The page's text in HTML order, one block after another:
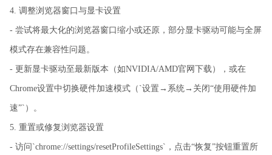
4. 调整浏览器窗口与显卡设置
- 尝试将最大化的浏览器窗口缩小或还原，部分显卡驱动可能与全屏
模式存在兼容性问题。
- 更新显卡驱动至最新版本（如NVIDIA/AMD官网下载），或在
Chrome设置中切换硬件加速模式（`设置→系统→关闭“使用硬件加
速”`）。
5. 重置或修复浏览器设置
- 访问`chrome://settings/resetProfileSettings`，点击“恢复”按钮重置所